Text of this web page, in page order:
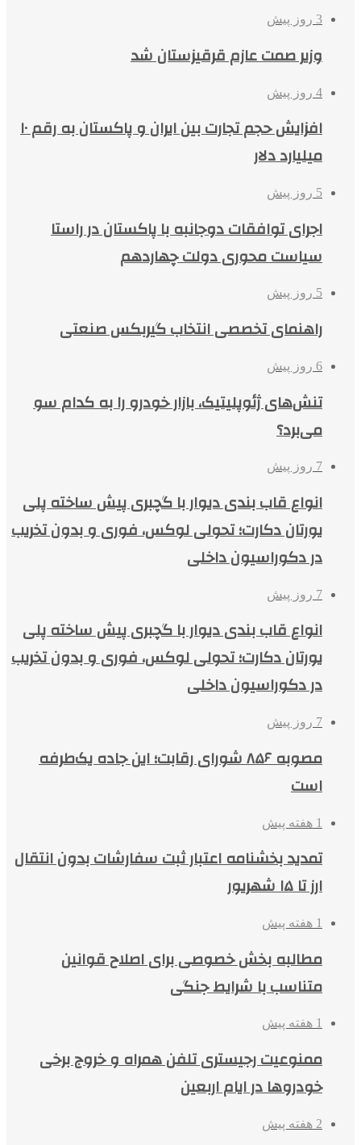
3 روز پیش
وزیر صمت عازم قرقیزستان شد
4 روز پیش
افزایش حجم تجارت بین ایران و پاکستان به رقم ۱۰
میلیارد دلار
5 روز پیش
اجرای توافقات دوجانبه با پاکستان در راستا
سیاست محوری دولت چهاردهم
5 روز پیش
راهنمای تخصصی انتخاب گیربکس صنعتی
6 روز پیش
تنش‌های ژئوپلیتیک، بازار خودرو را به کدام سو
می‌برد؟
7 روز پیش
انواع قاب بندی دیوار با گچبری پیش ساخته پلی
یورتان دکارت؛ تحولی لوکس، فوری و بدون تخریب
در دکوراسیون داخلی
7 روز پیش
انواع قاب بندی دیوار با گچبری پیش ساخته پلی
یورتان دکارت؛ تحولی لوکس، فوری و بدون تخریب
در دکوراسیون داخلی
7 روز پیش
مصوبه ۸۵۶ شورای رقابت؛ این جاده یک‌طرفه
است
1 هفته پیش
تمدید بخشنامه اعتبار ثبت سفارشات بدون انتقال
ارز تا ۱۵ شهریور
1 هفته پیش
مطالبه بخش خصوصی برای اصلاح قوانین
متناسب با شرایط جنگی
1 هفته پیش
ممنوعیت رجیستری تلفن همراه و خروج برخی
خودروها در ایام اربعین
2 هفته پیش